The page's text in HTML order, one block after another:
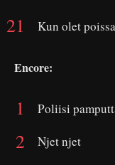
Kun olet poissa
Encore:
Poliisi
Njet njet